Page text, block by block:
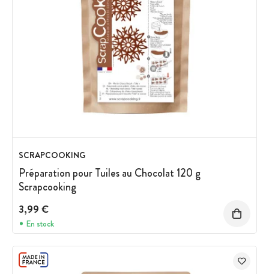
SCRAPCOOKING
Préparation pour Tuiles au Chocolat 120 g
Scrapcooking
3,99 €
En stock